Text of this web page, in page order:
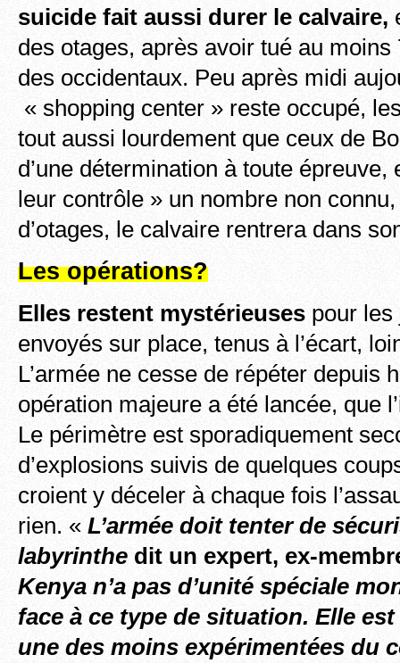
suicide fait aussi durer le calvaire,
des otages, après avoir tué au
des occidentaux. Peu après midi
« shopping center » reste occupé,
tout aussi lourdement que ceux de
d’une détermination à toute
leur contrôle » un nombre non
d’otages, le calvaire rentrera dans
Les opérations?
Elles restent mystérieuses pour les
envoyés sur place, tenus à l’écart,
L’armée ne cesse de répéter depuis
opération majeure a été lancée, que
Le périmètre est sporadiquement
d’explosions suivis de quelques
croient y déceler à chaque fois
rien. « L’armée doit tenter de
labyrinthe dit un expert, ex-
Kenya n’a pas d’unité spéciale
face à ce type de situation. Elle
une des moins expérimentées du